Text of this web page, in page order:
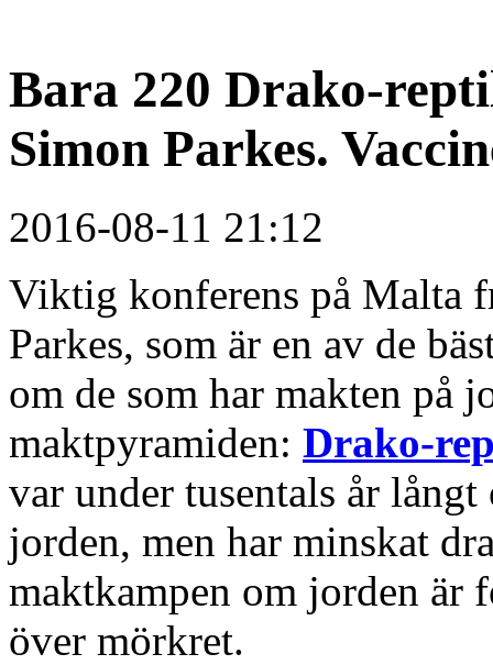
Bara 220 Drako-
Simon Parkes.
2016-08-11 21:12
Viktig konferens på Malta
Parkes, som är en av de
om de som har makten på
maktpyramiden: Drako-
var under tusentals år
jorden, men har minskat
maktkampen om jorden är
över mörkret.